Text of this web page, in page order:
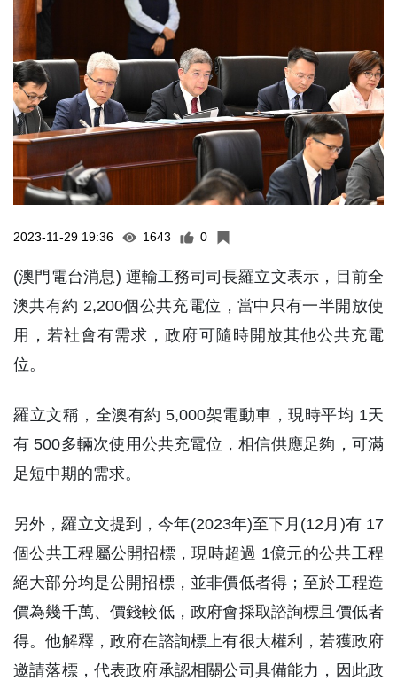
2023-11-29 19:36 1643 0
(澳門電台消息) 運輸工務司司長羅立文表示，目前全
澳共有約 2,200個公共充電位，當中只有一半開放使
用，若社會有需求，政府可隨時開放其他公共充電
位。
羅立文稱，全澳有約 5,000架電動車，現時平均 1天
有 500多輛次使用公共充電位，相信供應足夠，可滿
足短中期的需求。
另外，羅立文提到，今年(2023年)至下月(12月)有 17
個公共工程屬公開招標，現時超過 1億元的公共工程
絕大部分均是公開招標，並非價低者得；至於工程造
價為幾千萬、價錢較低，政府會採取諮詢標且價低者
得。他解釋，政府在諮詢標上有很大權利，若獲政府
邀請落標，代表政府承認相關公司具備能力，因此政